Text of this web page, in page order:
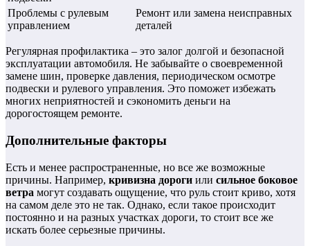
Проблемы с рулевым
управлением
Ремонт или замена неисправных
деталей
Регулярная профилактика – это залог долгой и безопасной
эксплуатации автомобиля. Не забывайте о своевременной
замене шин, проверке давления, периодическом осмотре
подвески и рулевого управления. Это поможет избежать
многих неприятностей и сэкономить деньги на
дорогостоящем ремонте.
Дополнительные факторы
Есть и менее распространенные, но все же возможные
причины. Например, кривизна дороги или сильное боковое
ветра могут создавать ощущение, что руль стоит криво, хотя
на самом деле это не так. Однако, если такое происходит
постоянно и на разных участках дороги, то стоит все же
искать более серьезные причины.